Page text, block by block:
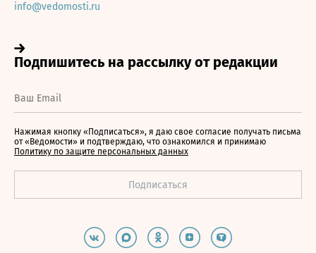
info@vedomosti.ru
Нажимая кнопку «Подписаться», я даю свое согласие получать письма
от «Ведомости» и подтверждаю, что ознакомился и принимаю
Политику по защите персональных данных